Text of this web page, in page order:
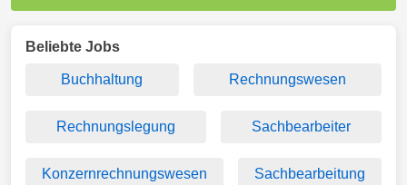
Beliebte Jobs
Buchhaltung Rechnungswesen
Rechnungslegung Sachbearbeiter
Konzernrechnungswesen Sachbearbeitung